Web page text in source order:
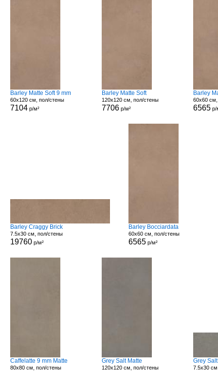
Barley Matte Soft 9 mm
60x120 см, пол/стены
7104р/м²
Barley Matte Soft
120x120 см, пол/стены
7706 р/м²
Barley
60x60
6565 р/
Barley Craggy Brick
7.5x30 см, пол/стены
19760р/м²
Barley Bocciardata
60x60 см, пол/стены
6565 р/м²
Caffelatte 9 mm Matte
80x80 см, пол/стены
Grey Salt Matte
120x120 см, пол/стены
Grey
7.5x30